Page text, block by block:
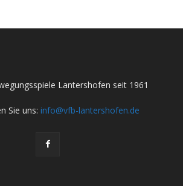
Lantershofen seit 1961
Sie uns: info@vfb-lantershofen.de